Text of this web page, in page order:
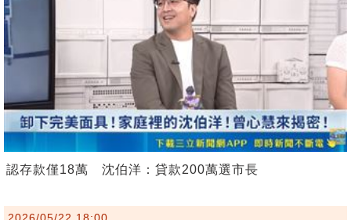
認存款僅18萬 沈伯洋：貸款200萬選市長
2026/05/22 18:00